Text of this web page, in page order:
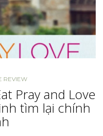
REVIEW
Pray and Love
tìm lại chính